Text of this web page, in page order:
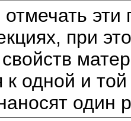
эти
при
одной и
один